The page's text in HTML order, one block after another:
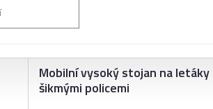
Mobilní vysoký stojan na letáky
šikmými policemi